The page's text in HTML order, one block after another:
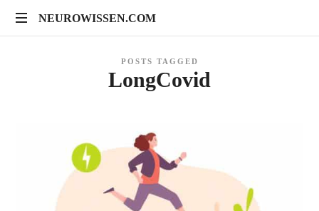
NEUROWISSEN.COM
NEUROWISSEN.COM
neuropsychologische
Prävention
POSTS TAGGED
LongCovid